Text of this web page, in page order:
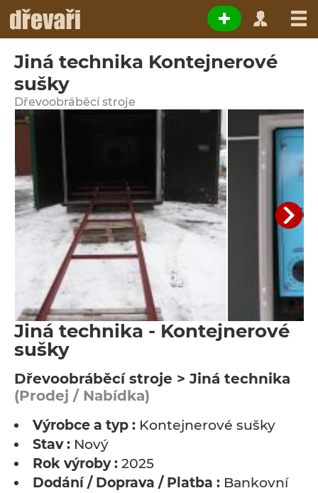
Jiná technika Kontejnerové
sušky
Dřevoobráběcí stroje
Jiná technika - Kontejnerové
sušky
Dřevoobráběcí stroje > Jiná technika
(Prodej / Nabídka)
Výrobce a typ : Kontejnerové sušky
Stav : Nový
Rok výroby : 2025
Dodání / Doprava / Platba : Bankovní